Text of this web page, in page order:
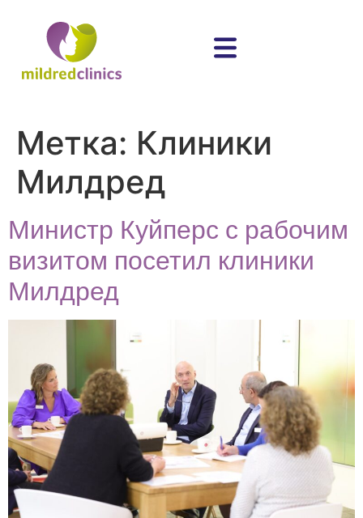
Метка: Клиники
Милдред
Министр Куйперс с рабочим
визитом посетил клиники
Милдред